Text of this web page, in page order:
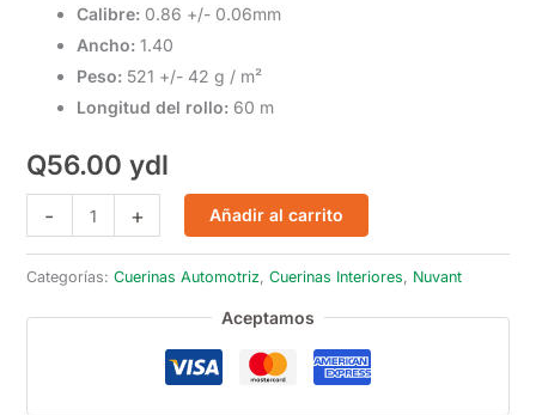
Calibre: 0.86 +/- 0.06mm
Ancho: 1.40
Peso: 521 +/- 42 g / m²
Longitud del rollo: 60 m
Q56.00 ydl
-
Qatar
Tunez
+ Añadir al carrito
Categorías: Cuerinas Automotriz Cuerinas Interiores Nuvant
Aceptamos